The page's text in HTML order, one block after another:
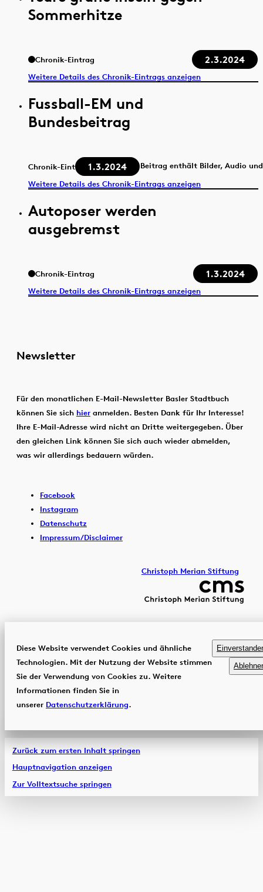
Sommerhitze
Chronik-Eintrag 2.3.2024
Weitere Details des Chronik-Eintrags anzeigen
Fussball-EM und
Bundesbeitrag
Chronik-Eintrag 1.3.2024
Beitrag enthält Bilder, Audio
Weitere Details des Chronik-Eintrags anzeigen
Autoposer werden
ausgebremst
Chronik-Eintrag 1.3.2024
Weitere Details des Chronik-Eintrags anzeigen
Newsletter
Für den monatlichen E-Mail-Newsletter Basler Stadtbuch
können Sie sich hier anmelden. Besten Dank für Ihr Interesse!
Ihre E-Mail-Adresse wird nicht an Dritte weitergegeben. Über
den gleichen Link können Sie sich auch wieder abmelden,
was wir allerdings bedauern würden.
Facebook
Instagram
Datenschutz
Impressum/Disclaimer
Christoph Merian Stiftung
Diese Website verwendet Cookies und ähnliche
Technologien. Mit der Nutzung der Website stimmen
Sie der Verwendung von Cookies zu. Weitere
Informationen finden Sie in
unserer Datenschutzerklärung.
Zurück zum ersten Inhalt springen
Hauptnavigation anzeigen
Zur Volltextsuche springen